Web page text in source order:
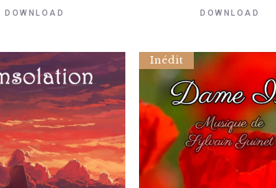
DOWNLOAD DOWNLOAD
Inédit